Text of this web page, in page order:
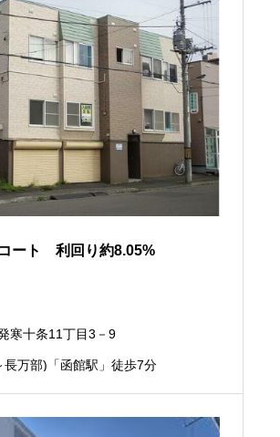
コート 利回り約8.05%
寒十条11丁目3－9
万部)「函館駅」徒歩7分